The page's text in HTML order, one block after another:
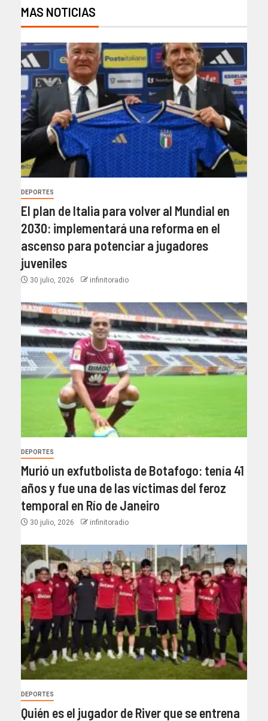
MAS NOTICIAS
DEPORTES
El plan de Italia para volver al Mundial en
2030: implementará una reforma en el
ascenso para potenciar a jugadores
juveniles
30 julio, 2026 infinitoradio
DEPORTES
Murió un exfutbolista de Botafogo: tenía 41
años y fue una de las víctimas del feroz
temporal en Río de Janeiro
30 julio, 2026 infinitoradio
DEPORTES
Quién es el jugador de River que se entrena